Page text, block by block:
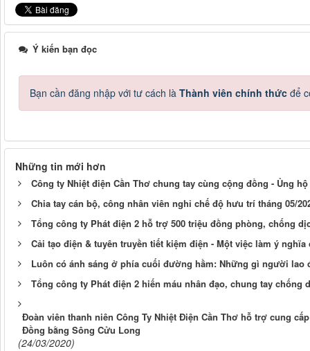
Ý kiến bạn đọc
Bạn cần đăng nhập với tư cách là Thành viên chính thức để
Những tin mới hơn
Công ty Nhiệt điện Cần Thơ chung tay cùng cộng đồng - Ủng
Chia tay cán bộ, công nhân viên nghỉ chế độ hưu trí tháng 05/
Tổng công ty Phát điện 2 hỗ trợ 500 triệu đồng phòng, chống
Cải tạo điện & tuyên truyền tiết kiệm điện - Một việc làm ý
Luôn có ánh sáng ở phía cuối đường hầm: Những gì người lao
Tổng công ty Phát điện 2 hiến máu nhân đạo, chung tay chống
Đoàn viên thanh niên Công Ty Nhiệt Điện Cần Thơ hỗ trợ cung
Đồng bằng Sông Cửu Long
(24/03/2020)